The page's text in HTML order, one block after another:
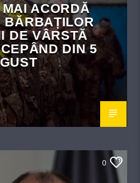
ACORDĂ
BĂRBAȚILOR
DE VÂRSTĂ
DIN 5
0